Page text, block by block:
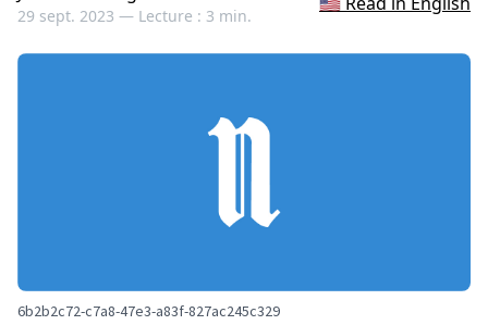
29 sept. 2023 — Lecture : 3 min.
6b2b2c72-c7a8-47e3-a83f-827ac245c329